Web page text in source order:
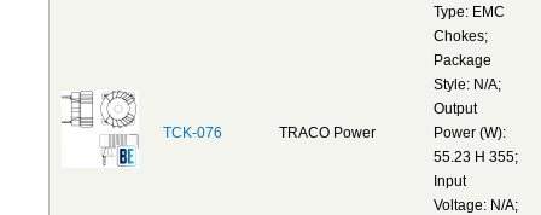
TCK-076 TRACO Power
Type: EMC
Chokes;
Package
Style: N/A;
Output
Power (W):
55.23 H 355;
Input
Voltage: N/A;